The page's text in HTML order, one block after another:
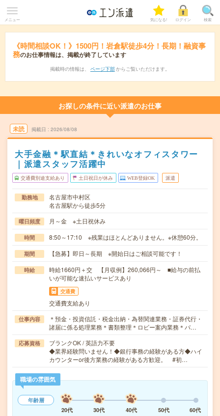
メニュー 気になる! ログイン 検索
《時間相談OK！》1500円！岩倉駅徒歩4分！長期！融資事
務のお仕事情報は、掲載が終了しています
掲載時の情報は、 ページ下部 からご覧いただけます。
お探しの条件に近い派遣のお仕事
未読 掲載日 2026/08/08
大手金融＊駅直結＊きれいなオフィスタワー
｜派遣スタッフ活躍中
交通費別途支給あり 土日祝日が休み WEB登録OK 派遣
勤務地
名古屋市中村区
名古屋駅から徒歩5分
曜日頻度 月～金 ※土日祝休み
時間 8:50～17:10 ※残業はほとんどありません。※休憩60分。
期間 【急募】即日～長期 ※開始日はご相談可能です！
時給
時給1660円＋交 【月収例】260,066円～ ■給与の前払
いが可能な速払いサービスあり
交通費
交通費支給あり
仕事内容
＊預金・投資信託・税金出納・為替関連業務・証券代行・
諸届に係る処理業務＊書類整理＊ロビー案内業務＊パ…
応募資格
ブランクOK / 英語力不要
◆業界経験問いません！◆銀行事務の経験がある方◆ハイ
カウンターor後方業務の経験がある方歓迎。 #初…
職場の雰囲気
年齢層
20代
30代 40代 50代
60代